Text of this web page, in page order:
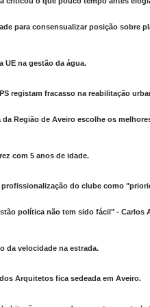
para consensualizar posição sobre
UE na gestão da água.
registam fracasso na reabilitação
Região de Aveiro escolhe os
com 5 anos de idade.
do clube como
política não tem sido fácil" - Carlos
da velocidade na estrada.
Arquitetos fica sedeada em Aveiro.